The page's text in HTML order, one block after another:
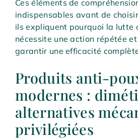
Ces éléments de
indispensables avant de
ils expliquent pourquoi la lutte
nécessite une action répétée
garantir une efficacité
Produits anti-
modernes :
alternatives
privilégiées